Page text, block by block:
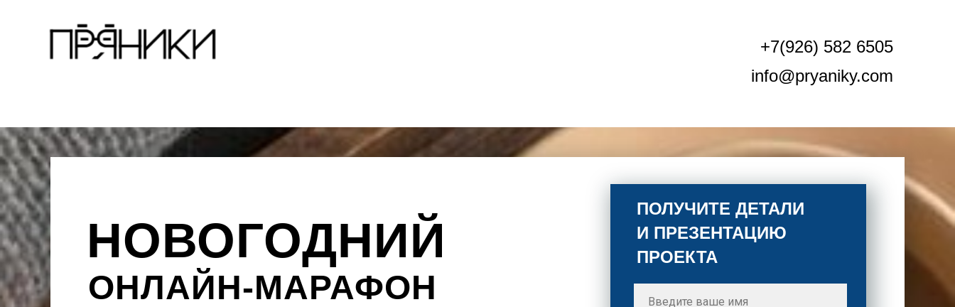
+7(926) 582 6505
info@pryaniky.com
ПОЛУЧИТЕ ДЕТАЛИ
И ПРЕЗЕНТАЦИЮ
ПРОЕКТА
ОНЛАЙН-МАРАФОН
НОВОГОДНИЙ